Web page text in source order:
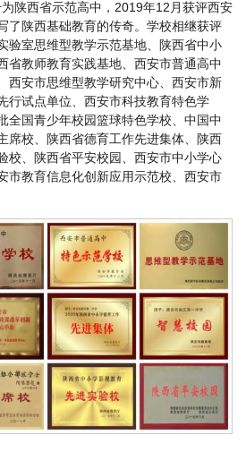
陕西省示范高中，2019年12月获评西安
了陕西基础教育的传奇。学校相继获评
验室思维型教学示范基地、陕西省中小
省教师教育实践基地、西安市普通高中
西安市思维型教学研究中心、西安市新
行试点单位、西安市科技教育特色学
全国青少年校园篮球特色学校、中国中
席校、陕西省德育工作先进集体、陕西
校、陕西省平安校园、西安市中小学心
市教育信息化创新应用示范校、西安市